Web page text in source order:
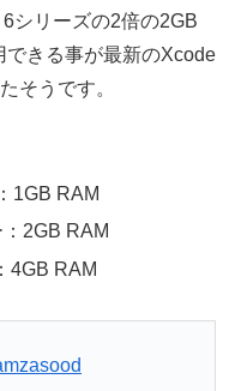
シリーズの2倍の2GB
できる事が最新のXcode
そうです。
1GB RAM
2GB RAM
4GB RAM